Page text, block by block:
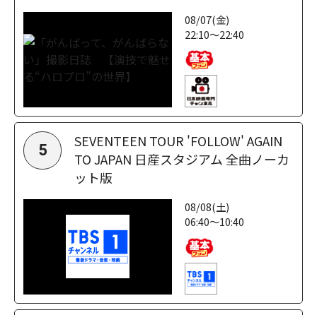
08/07(金)
22:10～22:40
5
SEVENTEEN TOUR 'FOLLOW' AGAIN
TO JAPAN 日産スタジアム 全曲ノーカ
ット版
08/08(土)
06:40～10:40